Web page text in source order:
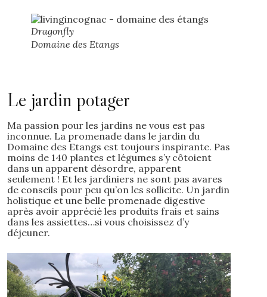
Dragonfly
Domaine des Etangs
Le jardin potager
Ma passion pour les jardins ne vous est pas
inconnue. La promenade dans le jardin du
Domaine des Etangs est toujours inspirante. Pas
moins de 140 plantes et légumes s’y côtoient
dans un apparent désordre, apparent
seulement ! Et les jardiniers ne sont pas avares
de conseils pour peu qu’on les sollicite. Un jardin
holistique et une belle promenade digestive
après avoir apprécié les produits frais et sains
dans les assiettes…si vous choisissez d’y
déjeuner.